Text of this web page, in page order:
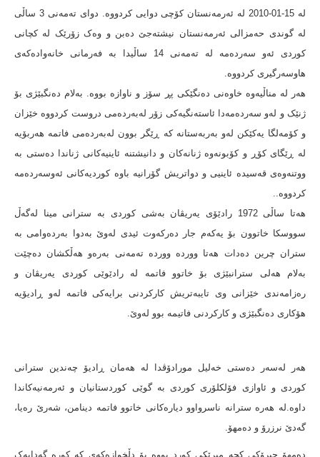
لە 15-01-2010 لە ئەرمەنستان کۆچی دوایی کردووە. دوای تەمەنی 3 ساڵی
لە گوندی حەمزالی ئەرمەنستان نیشتەجێ دەبن و وەک زۆرێک لە کچانی
کوردی ئەو سەردەمە لە تەمەنی 14 ساڵیدا بە فەرمانی خانەوادەکەی
هاوسەرگیری کردووە.
هەر لە مناڵیەوە خاوەنی دەنگێکی پڕ سۆز و ناوازە بووە. بەلام دەنگبێژی بۆ
ژنێک و لەو سەردەمەدا ئاستەنگیەکی زۆر لەبەردەمی دروست کردووە خێزان
و کۆمەلگا یەکێکن لەو بەربەستانە کە ڕێگر بوون لەبەردەمی فاتمە هەربۆیە
لە ڕێگای کۆڕ و کۆبونەوە ژنانەکان و دانیشتنە ئاینیەکانی ژناندا دەستی بە
ووتنەوەی قەسیدە ئاینیی و دواتریش گۆرانیە باوە کوردیەکانی ئەوسەردەمە
کردووە..
هەتا ساڵی 1972 رادێۆی یەریڤان بەشی کوردی بە سترانی مینا لەگەڵ
سووسکا خاتوون بۆ یەکەم جار دەرکەوت ئیدی لەوێ بەدوا بەردەوامی بە
ستران چرین دەدات هەتا ووردە ووردە تەمەنی بەرەو هەڵکشان دەچێت
بەلام هەلی سترانبێژی بۆ خاتوو فاتمە لە رادێوێی کوردی یەریڤان و
رەزامەندی خێزانی وی تایبەتریش کارکردنی برایەکی فاتمە لەو ڕادیۆیە
هۆکاری دەنگبێژی و کارکردنی فاتیمە بوو لەوێ.
هەر لەسەر دەستی خەلیل مورادۆڤدا لە هەمان ڕادیۆ چەندین سترانی
کوردی و ئاوازی فۆلکلۆری کوردی بە گوێی کوردستانیان و ئەرمەنیەکاندا
داوە.لە هەرە سترانە ناسرواوو دیارەکانی خاتوو فاتمە دینامن، شەرێ رەیا،
گەدێ نرزرۆ و دەمهۆ.
دەمهۆ چیرۆکی کچە میرێکی کورد بووە بۆ دڵخوازەکەی کە کورە گەدایەک